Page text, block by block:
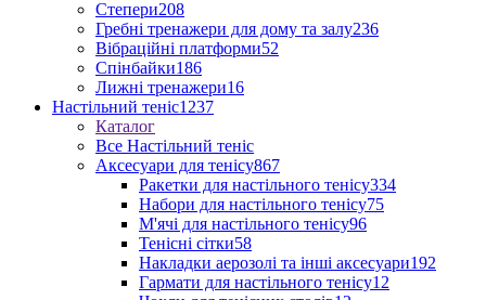
Степери208
Гребні тренажери для дому та залу236
Вібраційні платформи52
Спінбайки186
Лижні тренажери16
Настільний теніс1237
Каталог
Все Настільний теніс
Аксесуари для тенісу867
Ракетки для настільного тенісу334
Набори для настільного тенісу75
М'ячі для настільного тенісу96
Тенісні сітки58
Накладки аерозолі та інші аксесуари192
Гармати для настільного тенісу12